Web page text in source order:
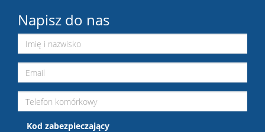
Napisz do nas
Kod zabezpieczający